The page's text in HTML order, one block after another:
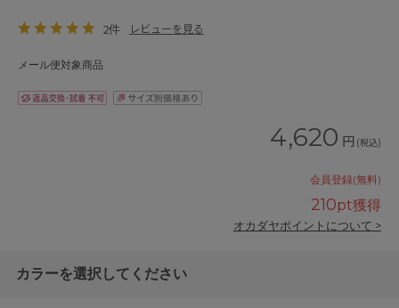
2件 レビューを見る
メール便対象商品
4,620 円 (税込)
会員登録(無料)
210pt獲得
オカダヤポイントについて >
カラーを選択してください